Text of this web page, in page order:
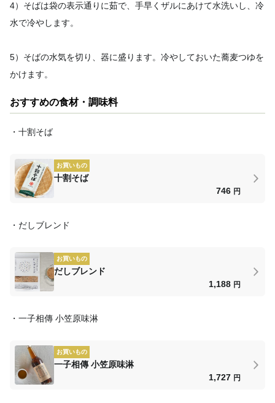
4）そばは袋の表示通りに茹で、手早くザルにあけて水洗いし、冷
水で冷やします。
5）そばの水気を切り、器に盛ります。冷やしておいた蕎麦つゆを
かけます。
おすすめの食材・調味料
・十割そば
お買いもの
十割そば
746 円
・だしブレンド
お買いもの
だしブレンド
1,188 円
・一子相傳 小笠原味淋
お買いもの
一子相傳 小笠原味淋
1,727 円